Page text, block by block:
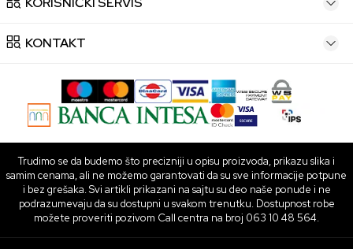
KONTAKT
Trudimo se da budemo što precizniji u opisu proizvoda, prikazu slika i
samim cenama, ali ne možemo garantovati da su sve informacije potpune
i bez grešaka. Svi artikli prikazani na sajtu su deo naše ponude i ne
podrazumevaju da su dostupni u svakom trenutku. Dostupnost robe
možete proveriti pozivom Call centra na broj 063 10 48 564.